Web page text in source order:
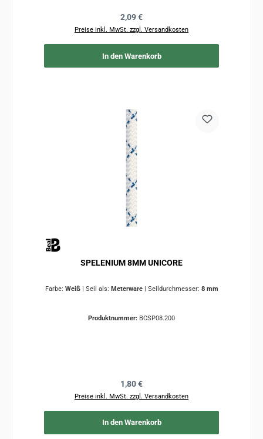
Regulärer Preis:
2,09 €
Preise inkl. MwSt. zzgl. Versandkosten
In den Warenkorb
SPELENIUM 8MM UNICORE
Farbe: Weiß Seil als: Meterware Seildurchmesser: 8 mm
Produktnummer: BCSP08.200
Regulärer Preis:
1,80 €
Preise inkl. MwSt. zzgl. Versandkosten
In den Warenkorb